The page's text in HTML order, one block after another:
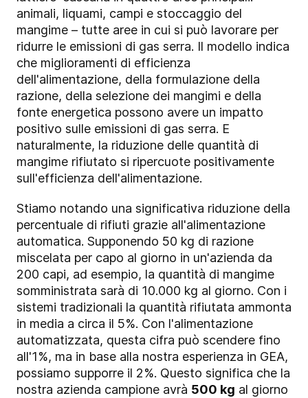
animali, liquami, campi e stoccaggio del
mangime – tutte aree in cui si può lavorare per
ridurre le emissioni di gas serra. Il modello indica
che miglioramenti di efficienza
dell'alimentazione, della formulazione della
razione, della selezione dei mangimi e della
fonte energetica possono avere un impatto
positivo sulle emissioni di gas serra. E
naturalmente, la riduzione delle quantità di
mangime rifiutato si ripercuote positivamente
sull'efficienza dell'alimentazione.
Stiamo notando una significativa riduzione della
percentuale di rifiuti grazie all'alimentazione
automatica. Supponendo 50 kg di razione
miscelata per capo al giorno in un'azienda da
200 capi, ad esempio, la quantità di mangime
somministrata sarà di 10.000 kg al giorno. Con i
sistemi tradizionali la quantità rifiutata ammonta
in media a circa il 5%. Con l'alimentazione
automatizzata, questa cifra può scendere fino
all'1%, ma in base alla nostra esperienza in GEA,
possiamo supporre il 2%. Questo significa che la
nostra azienda campione avrà 500 kg al giorno